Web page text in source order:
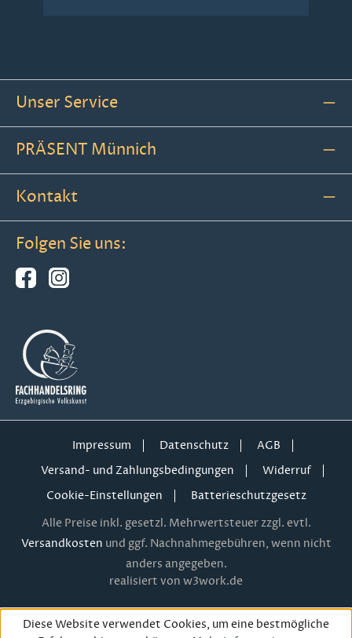
Unser Service
PRÄSENT Münnich
Kontakt
Folgen Sie uns:
Impressum Datenschutz
AGB
Versand- und Zahlungsbedingungen
Widerruf
Cookie-Einstellungen
Batterieschutzgesetz
Alle Preise inkl. gesetzl. Mehrwertsteuer zzgl. evtl.
Versandkosten und ggf. Nachnahmegebühren, wenn nicht
anders angegeben.
realisiert von w3work.de
Diese Website verwendet Cookies, um eine bestmögliche